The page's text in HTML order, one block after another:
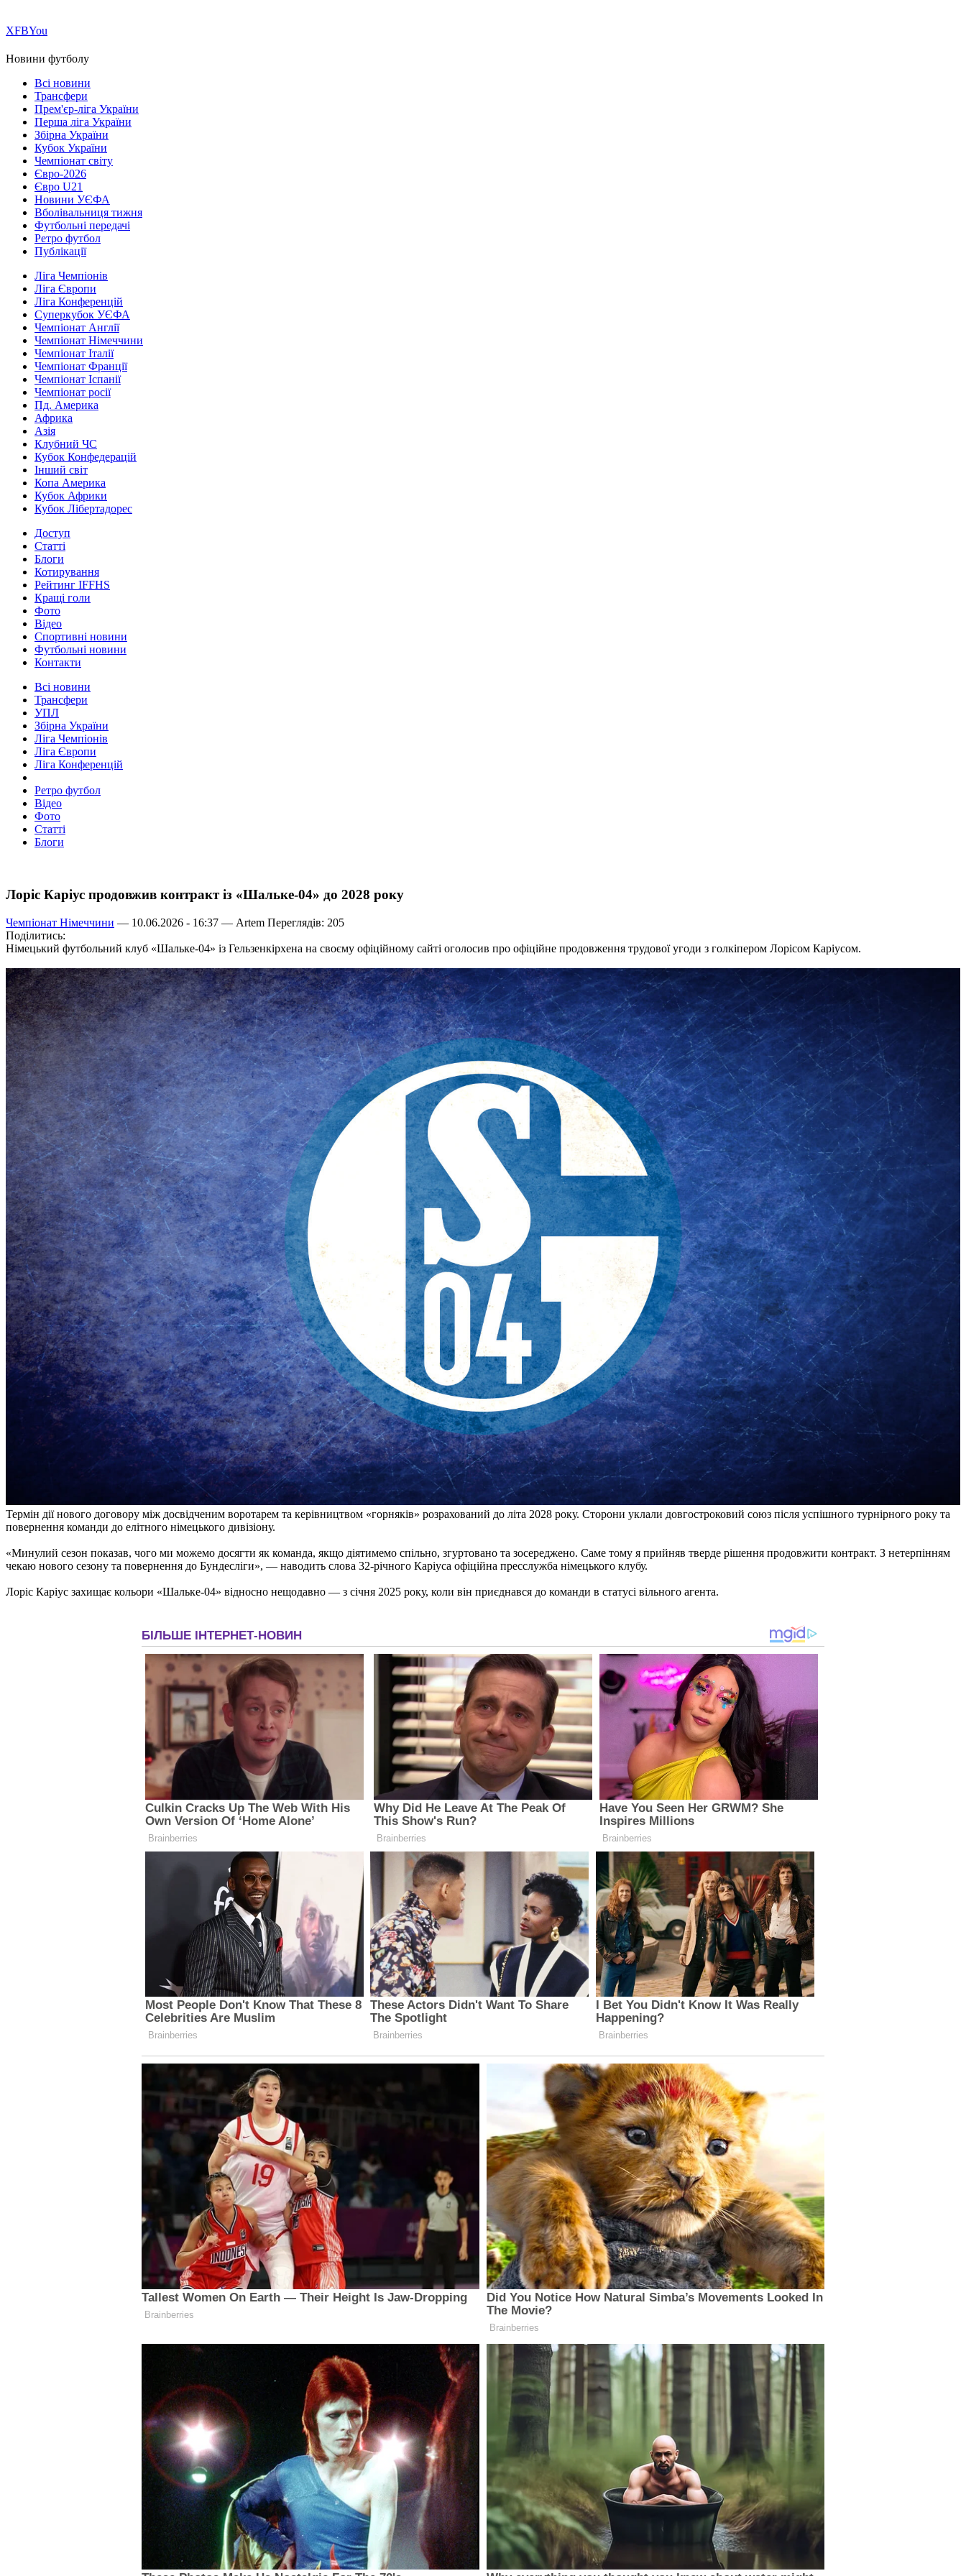
ХFBYou
Новини футболу
Всі новини
Трансфери
Прем'єр-ліга України
Перша ліга України
Збірна України
Кубок України
Чемпіонат світу
Євро-2026
Євро U21
Новини УЄФА
Вболівальниця тижня
Футбольні передачі
Ретро футбол
Публікації
Ліга Чемпіонів
Ліга Європи
Ліга Конференцій
Суперкубок УЄФА
Чемпіонат Англії
Чемпіонат Німеччини
Чемпіонат Італії
Чемпіонат Франції
Чемпіонат Іспанії
Чемпіонат росії
Пд. Америка
Африка
Азія
Клубний ЧС
Кубок Конфедерацій
Інший світ
Копа Америка
Кубок Африки
Кубок Лібертадорес
Доступ
Статті
Блоги
Котирування
Рейтинг IFFHS
Кращі голи
Фото
Відео
Спортивні новини
Футбольні новини
Контакти
Всі новини
Трансфери
УПЛ
Збірна України
Ліга Чемпіонів
Ліга Європи
Ліга Конференцій
Ретро футбол
Відео
Фото
Статті
Блоги
Лоріс Каріус продовжив контракт із «Шальке-04» до 2028 року
Чемпіонат Німеччини — 10.06.2026 - 16:37 — Artem Переглядів: 205
Поділитись:
Німецький футбольний клуб «Шальке-04» із Гельзенкірхена на своєму офіційному сайті оголосив про офіційне продовження трудової угоди з голкіпером Лорісом Каріусом.
Термін дії нового договору між досвідченим воротарем та керівництвом «горняків» розрахований до літа 2028 року. Сторони уклали довгостроковий союз після успішного турнірного року та
повернення команди до елітного німецького дивізіону.
«Минулий сезон показав, чого ми можемо досягти як команда, якщо діятимемо спільно, згуртовано та зосереджено. Саме тому я прийняв тверде рішення продовжити контракт. З нетерпінням
чекаю нового сезону та повернення до Бундесліги», — наводить слова 32-річного Каріуса офіційна пресслужба німецького клубу.
Лоріс Каріус захищає кольори «Шальке-04» відносно нещодавно — з січня 2025 року, коли він приєднався до команди в статусі вільного агента.